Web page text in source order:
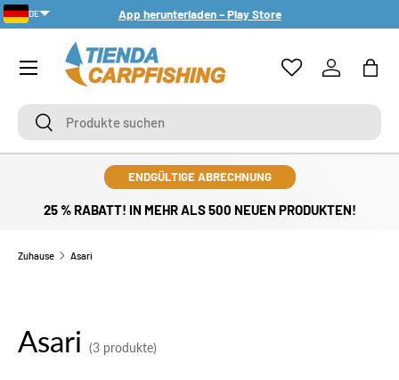
DIREKT ZUM INHALT
App herunterladen – Play Store
SuchenSuchen
Einloggen
ENDGÜLTIGE ABRECHNUNG
25 % RABATT! IN MEHR ALS 500 NEUEN PRODUKTEN!
Zuhause Asari
Asari (3 produkte)
DE